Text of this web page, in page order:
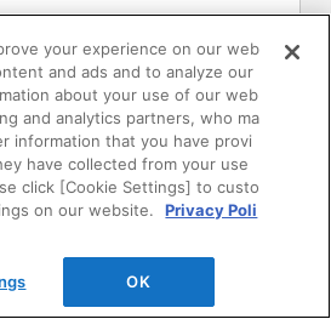
分析サービス
your experience on our web
and ads and to analyze our
about your use of our web
and analytics partners, who ma
information that you have provi
have collected from your use
click [Cookie Settings] to custo
on our website.
Privacy Poli
OK